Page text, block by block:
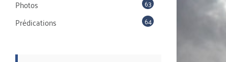
Photos 63
Prédications 64